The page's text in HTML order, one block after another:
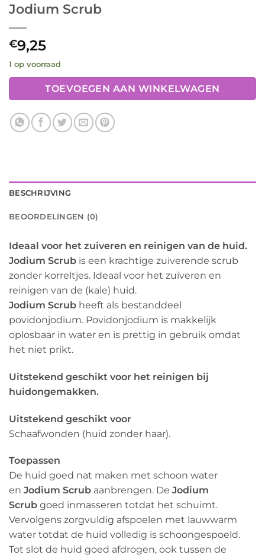
Jodium Scrub
€9,25
1 op voorraad
TOEVOEGEN AAN WINKELWAGEN
BESCHRIJVING
BEOORDELINGEN (0)
Ideaal voor het zuiveren en reinigen van de huid.
Jodium Scrub is een krachtige zuiverende scrub
zonder korreltjes. Ideaal voor het zuiveren en
reinigen van de (kale) huid.
Jodium Scrub heeft als bestanddeel
povidonjodium. Povidonjodium is makkelijk
oplosbaar in water en is prettig in gebruik omdat
het niet prikt.
Uitstekend geschikt voor het reinigen bij
huidongemakken.
Uitstekend geschikt voor
Schaafwonden (huid zonder haar).
Toepassen
De huid goed nat maken met schoon water
en Jodium Scrub aanbrengen. De Jodium
Scrub goed inmasseren totdat het schuimt.
Vervolgens zorgvuldig afspoelen met lauwwarm
water totdat de huid volledig is schoongespoeld.
Tot slot de huid goed afdrogen, ook tussen de